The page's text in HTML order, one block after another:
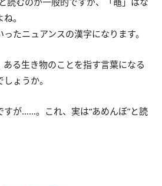
。
ったニュアンスの漢字になります。
る生き物のことを指す言葉になる
ょうか。
すが……。これ、実は“あめんぼ”と読